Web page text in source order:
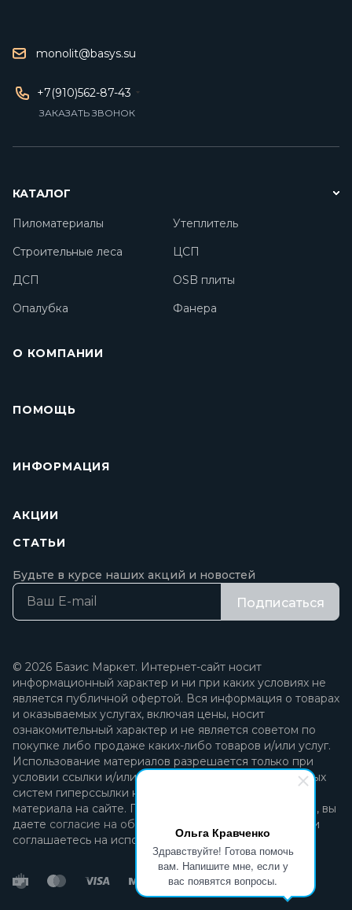
Ольга Кравченко
Здравствуйте! Готова помочь
вам. Напишите мне, если у
вас появятся вопросы.
monolit@basys.su
+7(910)562-87-43
ЗАКАЗАТЬ ЗВОНОК
КАТАЛОГ
Пиломатериалы
Утеплитель
Строительные леса
ЦСП
ДСП
OSB плиты
Опалубка
Фанера
О КОМПАНИИ
ПОМОЩЬ
ИНФОРМАЦИЯ
АКЦИИ
СТАТЬИ
Будьте в курсе наших акций и новостей
Подписаться
© 2026 Базис Маркет. Интернет-сайт носит
информационный характер и ни при каких условиях не
является публичной офертой. Вся информация о товарах
и оказываемых услугах, включая цены, носит
ознакомительный характер и не является советом по
покупке либо продаже каких-либо товаров и/или услуг.
Использование материалов разрешается только при
условии ссылки и/или прямой открытой для поисковых
систем гиперссылки на непосредственный адрес
материала на сайте. Продолжая пользоваться сайтом, вы
даете согласие на обработку персональных данных
и
соглашаетесь на использование файлов cookie.